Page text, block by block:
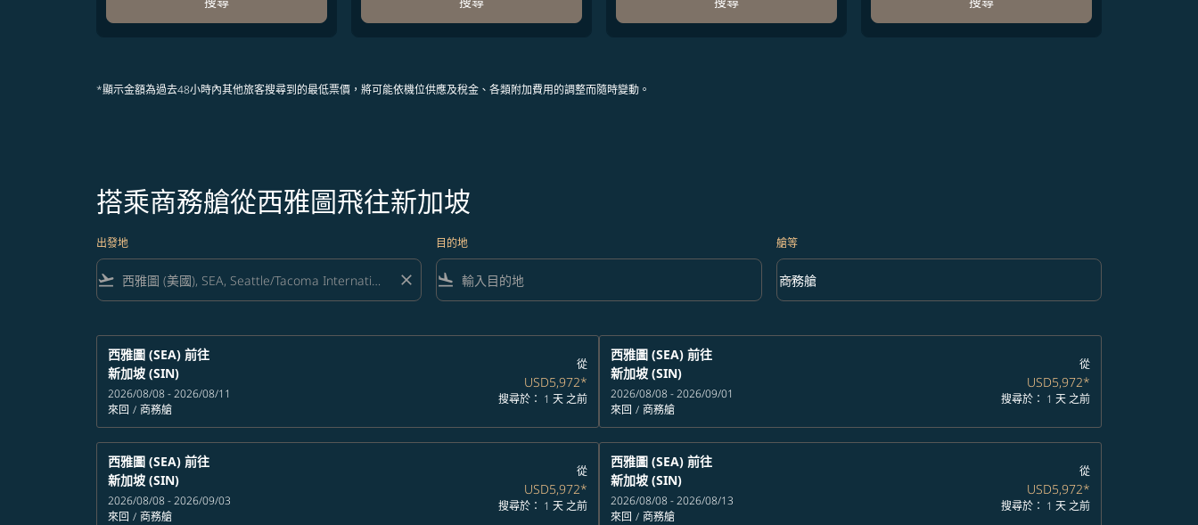
*顯示金額為過去48小時內其他旅客搜尋到的最低票價，將可能依機位供應及稅金、各類附加費用的調整而隨時變動。
搭乘商務艙從西雅圖飛往新加坡
出發地
flight_takeoff close
目的地
flight_land
艙等
艙等 option 商務艙 Selected
商務艙
keyboard_arrow_down
西雅圖 (SEA) 前往
新加坡 (SIN)
2026/08/08 - 2026/08/11
來回 / 商務艙
從
USD5,972*
搜尋於： 1 天 之前
西雅圖 (SEA) 前往
新加坡 (SIN)
2026/08/08 - 2026/09/01
來回 / 商務艙
從
USD5,972*
搜尋於： 1 天 之前
西雅圖 (SEA) 前往
新加坡 (SIN)
2026/08/08 - 2026/09/03
來回 / 商務艙
從
USD5,972*
搜尋於： 1 天 之前
西雅圖 (SEA) 前往
新加坡 (SIN)
2026/08/08 - 2026/08/13
來回 / 商務艙
從
USD5,972*
搜尋於： 1 天 之前